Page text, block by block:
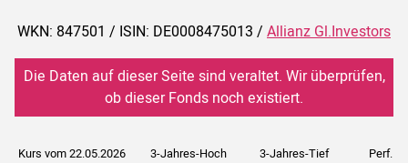
WKN: 847501 / ISIN: DE0008475013 / Allianz Gl.Investors
Die Daten auf dieser Seite sind veraltet. Wir überprüfen,
ob dieser Fonds noch existiert.
Kurs vom 22.05.2026 3-Jahres-Hoch 3-Jahres-Tief Perf. 5J